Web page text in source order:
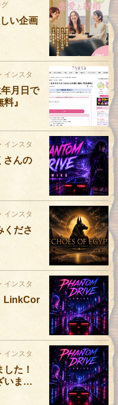
グ
い企画
インスタ
月日で
』
インスタ
さんの
インスタ
くださ
インスタ
LinkCor
インスタ
た！
いま